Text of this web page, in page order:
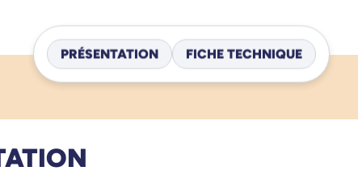
PRÉSENTATION FICHE TECHNIQUE